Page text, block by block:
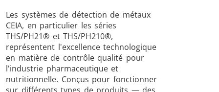
4.0
Les systèmes de détection de métaux
CEIA, en particulier les séries
THS/PH21® et THS/PH210®,
représentent l'excellence technologique
en matière de contrôle qualité pour
l'industrie pharmaceutique et
nutritionnelle. Conçus pour fonctionner